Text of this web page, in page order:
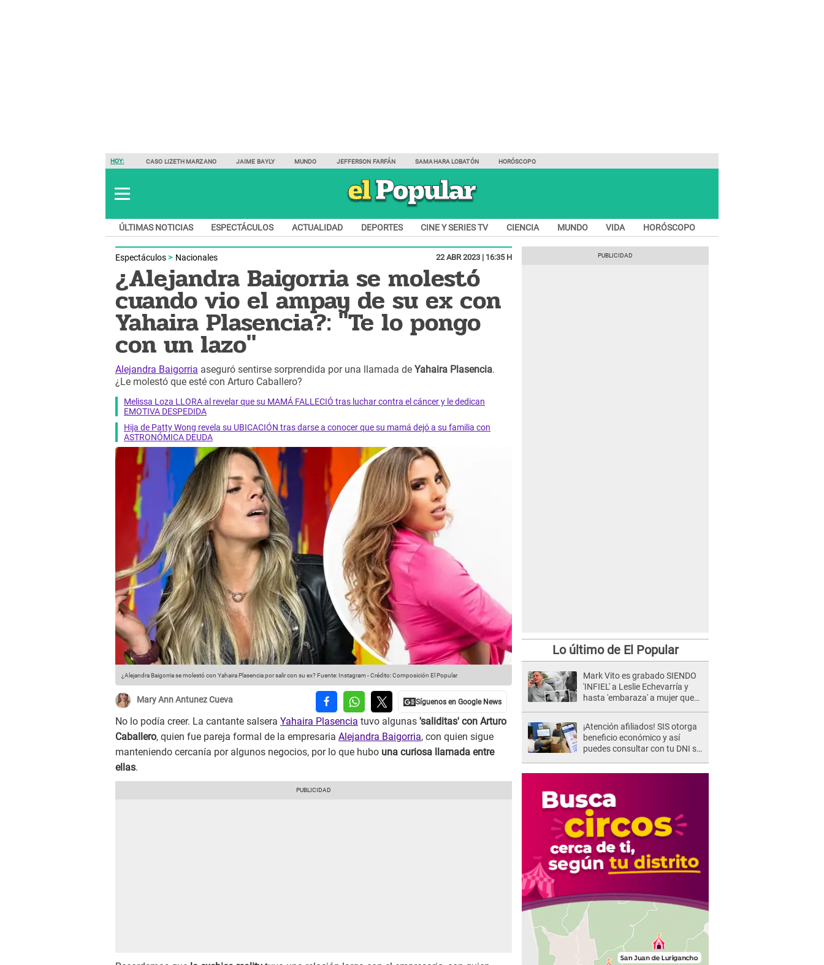
HOY: CASO LIZETH MARZANO JAIME BAYLY MUNDO JEFFERSON FARFÁN SAMAHARA LOBATÓN HORÓSCOPO
ÚLTIMAS NOTICIAS ESPECTÁCULOS ACTUALIDAD DEPORTES CINE Y SERIES TV CIENCIA MUNDO VIDA HORÓSCOPO
Espectáculos Nacionales 22 ABR 2023 | 16:35 H
¿Alejandra Baigorria se molestó
cuando vio el ampay de su ex con
Yahaira Plasencia?: "Te lo pongo
con un lazo"
Alejandra Baigorria aseguró sentirse sorprendida por una llamada de Yahaira Plasencia.
¿Le molestó que esté con Arturo Caballero?
Melissa Loza LLORA al revelar que su MAMÁ FALLECIÓ tras luchar contra el cáncer y le dedican
EMOTIVA DESPEDIDA
Hija de Patty Wong revela su UBICACIÓN tras darse a conocer que su mamá dejó a su familia con
ASTRONÓMICA DEUDA
¿Alejandra Baigorria se molestó con Yahaira Plasencia por salir con su ex? Fuente: Instagram -Crédito: Composición El Popular
Mary Ann Antunez Cueva
No lo podía creer. La cantante salsera Yahaira Plasencia tuvo algunas 'saliditas' con Arturo
Caballero, quien fue pareja formal de la empresaria Alejandra Baigorria, con quien sigue
manteniendo cercanía por algunos negocios, por lo que hubo una curiosa llamada entre
ellas.
Lo último de El Popular
Mark Vito es grabado SIENDO
'INFIEL' a Leslie Echevarría y
hasta 'embaraza' a mujer que
¡Atención afiliados! SIS otorga
beneficio económico y así
puedes consultar con tu DNI si